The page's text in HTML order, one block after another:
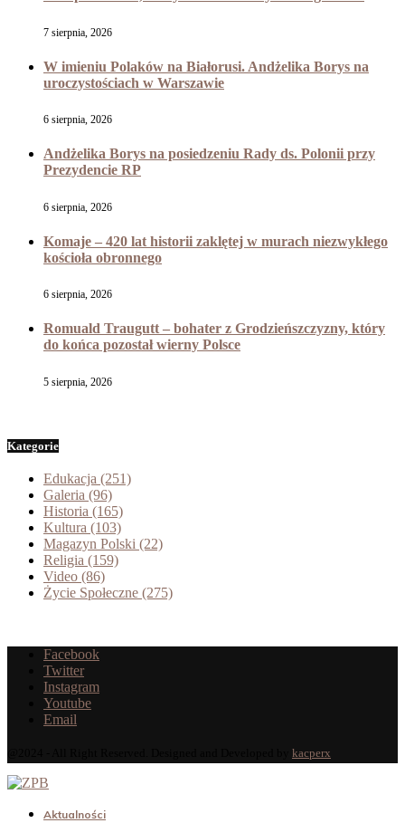
7 sierpnia, 2026
W imieniu Polaków na Białorusi. Andżelika Borys na
uroczystościach w Warszawie
6 sierpnia, 2026
Andżelika Borys na posiedzeniu Rady ds. Polonii przy
Prezydencie RP
6 sierpnia, 2026
Komaje – 420 lat historii zaklętej w murach niezwykłego
kościoła obronnego
6 sierpnia, 2026
Romuald Traugutt – bohater z Grodzieńszczyzny, który
do końca pozostał wierny Polsce
5 sierpnia, 2026
Kategorie
Edukacja (251)
Galeria (96)
Historia (165)
Kultura (103)
Magazyn Polski (22)
Religia (159)
Video (86)
Życie Społeczne (275)
Facebook
Twitter
Instagram
Youtube
Email
kacperx
Aktualności